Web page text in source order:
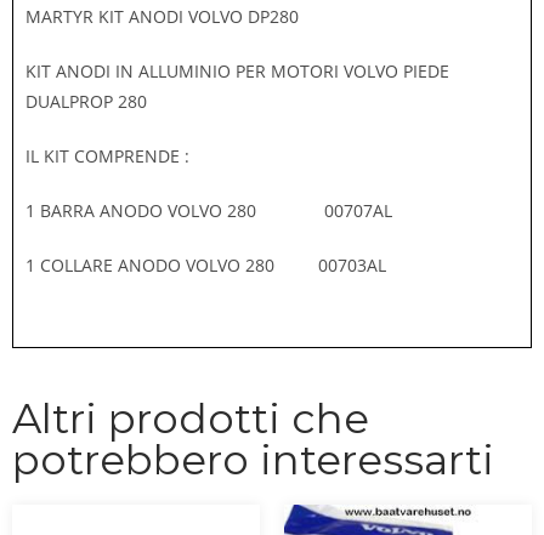
MARTYR KIT ANODI VOLVO DP280
KIT ANODI IN ALLUMINIO PER MOTORI VOLVO PIEDE
DUALPROP 280
IL KIT COMPRENDE :
1 BARRA ANODO VOLVO 280 00707AL
1 COLLARE ANODO VOLVO 280 00703AL
Altri prodotti che
potrebbero interessarti